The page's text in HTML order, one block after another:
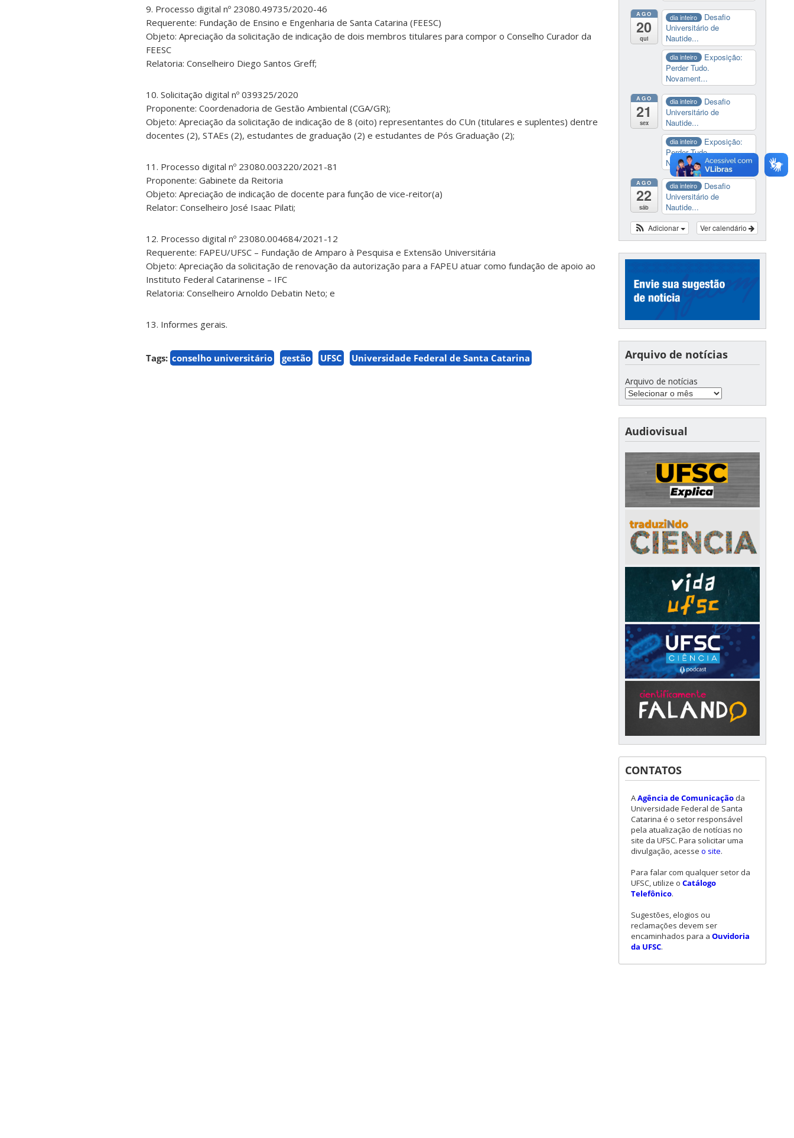
9. Processo digital nº 23080.49735/2020-46
Requerente: Fundação de Ensino e Engenharia de Santa Catarina (FEESC)
Objeto: Apreciação da solicitação de indicação de dois membros titulares para compor o Conselho Curador da
FEESC
Relatoria: Conselheiro Diego Santos Greff;
10. Solicitação digital nº 039325/2020
Proponente: Coordenadoria de Gestão Ambiental (CGA/GR);
Objeto: Apreciação da solicitação de indicação de 8 (oito) representantes do CUn (titulares e suplentes) dentre
docentes (2), STAEs (2), estudantes de graduação (2) e estudantes de Pós Graduação (2);
11. Processo digital nº 23080.003220/2021-81
Proponente: Gabinete da Reitoria
Objeto: Apreciação de indicação de docente para função de vice-reitor(a)
Relator: Conselheiro José Isaac Pilati;
12. Processo digital nº 23080.004684/2021-12
Requerente: FAPEU/UFSC – Fundação de Amparo à Pesquisa e Extensão Universitária
Objeto: Apreciação da solicitação de renovação da autorização para a FAPEU atuar como fundação de apoio ao
Instituto Federal Catarinense – IFC
Relatoria: Conselheiro Arnoldo Debatin Neto; e
13. Informes gerais.
Tags: conselho universitário gestão UFSC Universidade Federal de Santa Catarina
AGO
20
qui
dia inteiro
Desafio
Universitário de
Nautide...
dia inteiro
Exposição:
Perder Tudo.
Novament...
AGO
21
sex
dia inteiro
Desafio
Universitário de
Nautide...
dia inteiro
Exposição:
Perder Tudo.
Novament...
AGO
22
sáb
dia inteiro
Desafio
Universitário de
Nautide...
Ver calendário
Adicionar
Arquivo de notícias
Arquivo de notícias
Audiovisual
CONTATOS
AAgência de Comunicação da
Universidade Federal de Santa
Catarina é o setor responsável
pela atualização de notícias no
site da UFSC. Para solicitar uma
divulgação, acesse o site.
Para falar com qualquer setor da
UFSC, utilize o Catálogo
Telefônico.
Sugestões, elogios ou
reclamações devem ser
encaminhados para a Ouvidoria
da UFSC.